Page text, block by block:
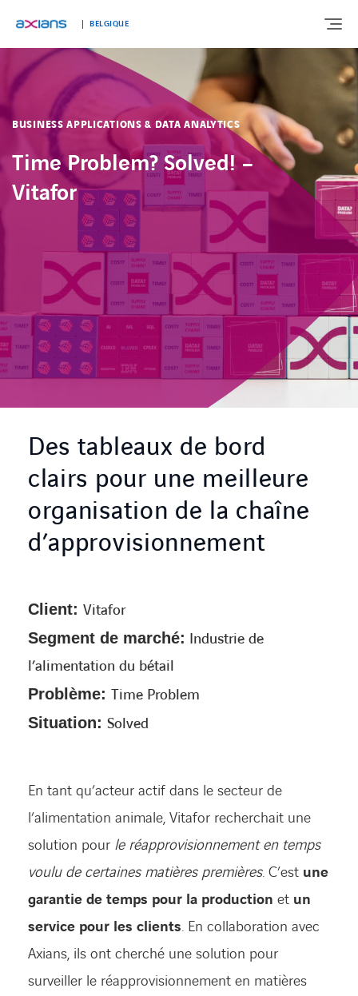
BELGIQUE
À PROPOS DE NOUS
NOTRE EXPERTISE
SEGMENTS DE MARCHÉ
TÉMOIGNAGES
ACTUALITÉS
TRAVAILLER CHEZ AXIANS
CONTACT
BUSINESS APPLICATIONS & DATA ANALYTICS
Time Problem? Solved! –
Vitafor
Des tableaux de bord
clairs pour une meilleure
organisation de la chaîne
d’approvisionnement
Client: Vitafor
Segment de marché: Industrie de
l’alimentation du bétail
Problème: Time Problem
Situation: Solved
En tant qu’acteur actif dans le secteur de
l’alimentation animale, Vitafor recherchait une
solution pour le réapprovisionnement en temps
voulu de certaines matières premières. C’est une
garantie de temps pour la production et un
service pour les clients. En collaboration avec
Axians, ils ont cherché une solution pour
surveiller le réapprovisionnement en matières